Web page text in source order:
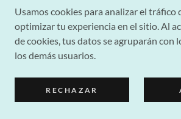
DERECHOS
Usamos cookies para analizar el tráfico
optimizar tu experiencia en el sitio. Al
de cookies, tus datos se agruparán con
los demás usuarios.
RECHAZAR